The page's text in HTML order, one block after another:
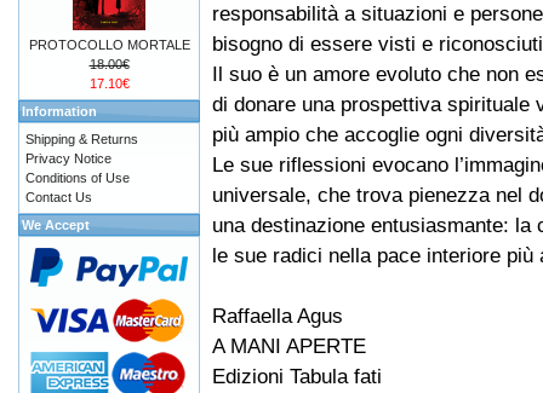
responsabilità a situazioni e
bisogno di essere visti e
Il suo è un amore evoluto che non
di donare una prospettiva spirituale
più ampio che accoglie ogni
Le sue riflessioni evocano
universale, che trova pienezza nel
una destinazione entusiasmante:
le sue radici nella pace interiore più
Raffaella Agus
A MANI APERTE
Edizioni Tabula fati
PROTOCOLLO MORTALE
18.00€
17.10€
Information
Shipping & Returns
Privacy Notice
Conditions of Use
Contact Us
We Accept